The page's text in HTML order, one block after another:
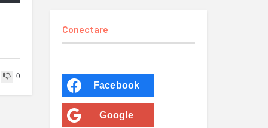
0
Conectare
Facebook
Google